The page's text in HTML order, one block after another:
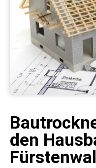
den